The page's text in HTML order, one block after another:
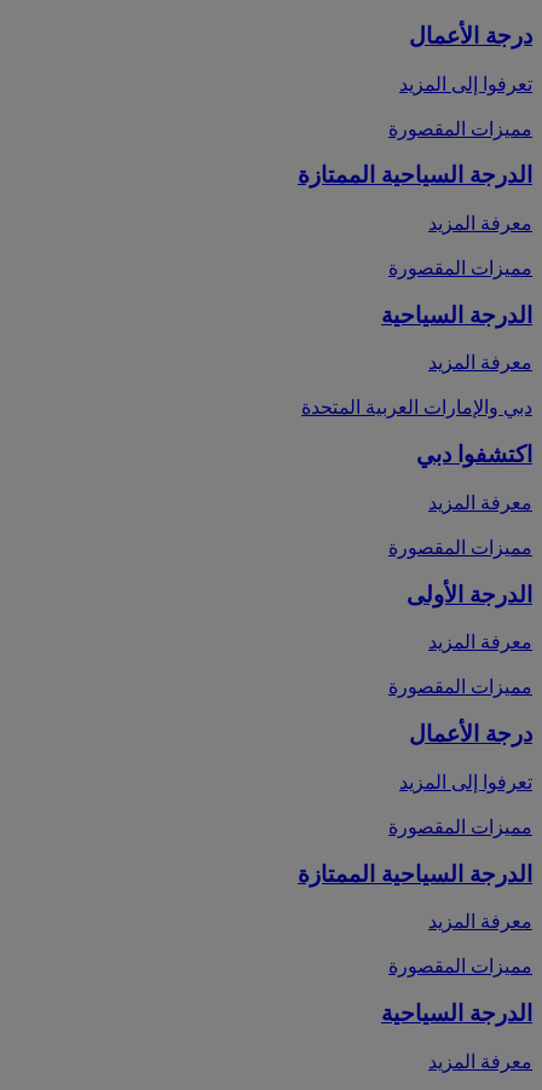
درجة الأعمال
تعرفوا إلى المزيد
مميزات المقصورة
الدرجة السياحية الممتازة
معرفة المزيد
مميزات المقصورة
الدرجة السياحية
معرفة المزيد
دبي والإمارات العربية المتحدة
اكتشفوا دبي
معرفة المزيد
مميزات المقصورة
الدرجة الأولى
معرفة المزيد
مميزات المقصورة
درجة الأعمال
تعرفوا إلى المزيد
مميزات المقصورة
الدرجة السياحية الممتازة
معرفة المزيد
مميزات المقصورة
الدرجة السياحية
معرفة المزيد